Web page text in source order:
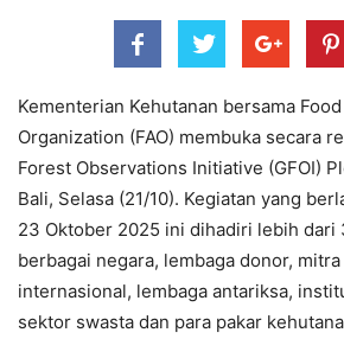
Kementerian Kehutanan bersama
Organization (FAO) membuka secara
Forest Observations Initiative (GFOI)
Bali, Selasa (21/10). Kegiatan yang
23 Oktober 2025 ini dihadiri lebih dari
berbagai negara, lembaga donor,
internasional, lembaga antariksa,
sektor swasta dan para pakar